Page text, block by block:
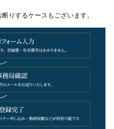
りするケースもございます。